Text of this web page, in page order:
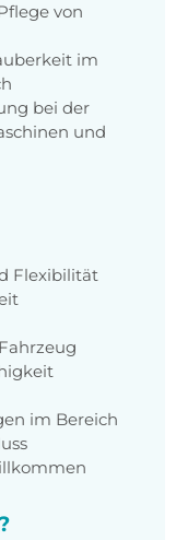
von
im
bei der
und
Flexibilität
im Bereich